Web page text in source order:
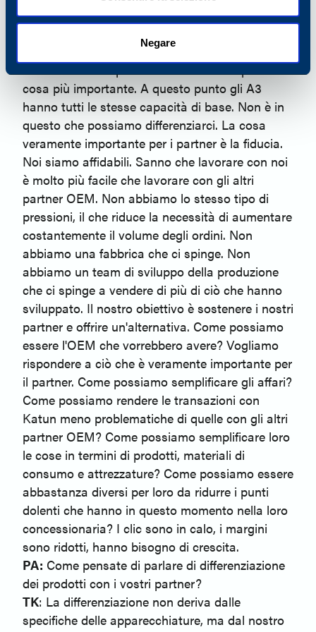
Negare
sforzi vadano a beneficio dei nostri partner.
questa nuova linea che avete lanciato?
TK:Credo che il prodotto in sé non sia più la
cosa più importante. A questo punto gli A3
hanno tutti le stesse capacità di base. Non è in
questo che possiamo differenziarci. La cosa
veramente importante per i partner è la fiducia.
Noi siamo affidabili. Sanno che lavorare con noi
è molto più facile che lavorare con gli altri
partner OEM. Non abbiamo lo stesso tipo di
pressioni, il che riduce la necessità di aumentare
costantemente il volume degli ordini. Non
abbiamo una fabbrica che ci spinge. Non
abbiamo un team di sviluppo della produzione
che ci spinge a vendere di più di ciò che hanno
sviluppato. Il nostro obiettivo è sostenere i nostri
partner e offrire un'alternativa. Come possiamo
essere l'OEM che vorrebbero avere? Vogliamo
rispondere a ciò che è veramente importante per
il partner. Come possiamo semplificare gli affari?
Come possiamo rendere le transazioni con
Katun meno problematiche di quelle con gli altri
partner OEM? Come possiamo semplificare loro
le cose in termini di prodotti, materiali di
consumo e attrezzature? Come possiamo essere
abbastanza diversi per loro da ridurre i punti
dolenti che hanno in questo momento nella loro
concessionaria? I clic sono in calo, i margini
sono ridotti, hanno bisogno di crescita.
PA: Come pensate di parlare di differenziazione
dei prodotti con i vostri partner?
TK: La differenziazione non deriva dalle
specifiche delle apparecchiature, ma dal nostro